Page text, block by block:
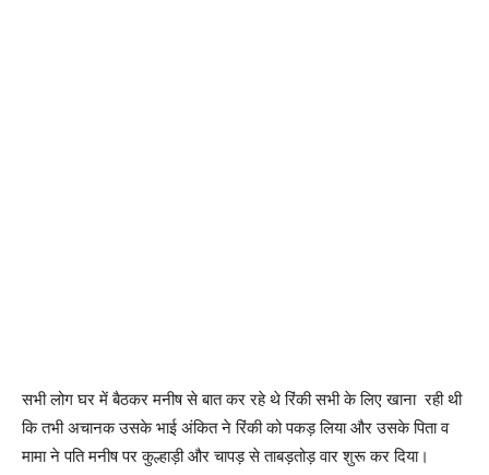
सभी लोग घर में बैठकर मनीष से बात कर रहे थे रिंकी सभी के लिए खाना रही थी
कि तभी अचानक उसके भाई अंकित ने रिंकी को पकड़ लिया और उसके पिता व
मामा ने पति मनीष पर कुल्हाड़ी और चापड़ से ताबड़तोड़ वार शुरू कर दिया।